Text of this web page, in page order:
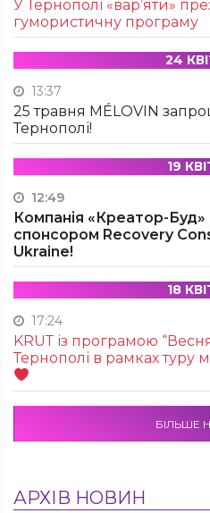
У Тернополі «вар’яти»
гумористичну програму
24
13:37
25 травня MÉLOVIN
Тернополі!
19
12:49
Компанія «Креатор-
спонсором Recovery
Ukraine!
18
17:24
KRUТ із програмою
Тернополі в рамках туру
БІЛЬШЕ
АРХІВ НОВИН